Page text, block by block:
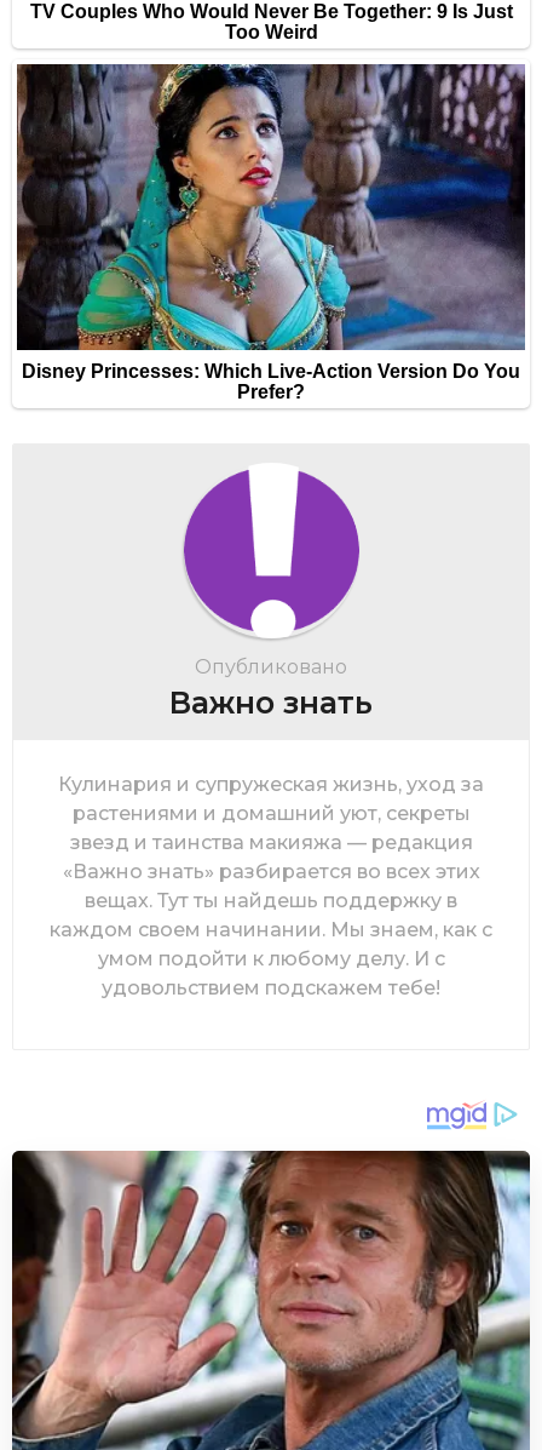
Опубликовано
Важно знать
Кулинария и супружеская жизнь, уход за
растениями и домашний уют, секреты
звезд и таинства макияжа — редакция
«Важно знать» разбирается во всех этих
вещах. Тут ты найдешь поддержку в
каждом своем начинании. Мы знаем, как с
умом подойти к любому делу. И с
удовольствием подскажем тебе!